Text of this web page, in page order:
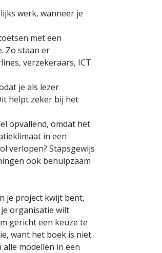
werk, wanneer je
met een
Zo staan er
verzekeraars, ICT
je als lezer
helpt zeker bij het
opvallend, omdat het
in een
verlopen? Stapsgewijs
ook behulpzaam
je project kwijt bent,
organisatie wilt
gericht een keuze te
want het boek is niet
modellen in een